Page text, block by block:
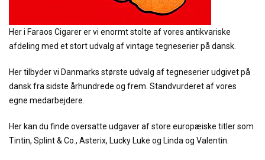
Her i Faraos Cigarer er vi enormt stolte af vores antikvariske
afdeling med et stort udvalg af vintage tegneserier på dansk.
Her tilbyder vi Danmarks største udvalg af tegneserier udgivet på
dansk fra sidste århundrede og frem. Standvurderet af vores
egne medarbejdere.
Her kan du finde oversatte udgaver af store europæiske titler som
Tintin, Splint & Co., Asterix, Lucky Luke og Linda og Valentin.